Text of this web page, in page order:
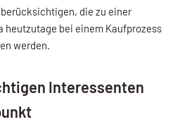
die zu einer
heutzutage bei einem Kaufprozess
werden.
Interessenten